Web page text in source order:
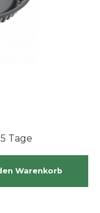
Tage
Warenkorb